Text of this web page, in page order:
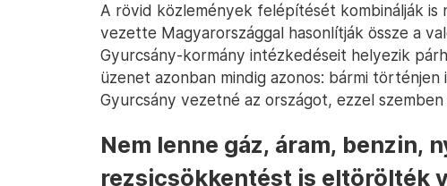
A rövid közlemények felépítését kombinálják is
vezette Magyarországgal hasonlítják össze a
Gyurcsány-kormány intézkedéseit helyezik
üzenet azonban mindig azonos: bármi történjen
Gyurcsány vezetné az országot, ezzel
Nem lenne gáz, áram, benzin,
rezsicsökkentést is eltörölték